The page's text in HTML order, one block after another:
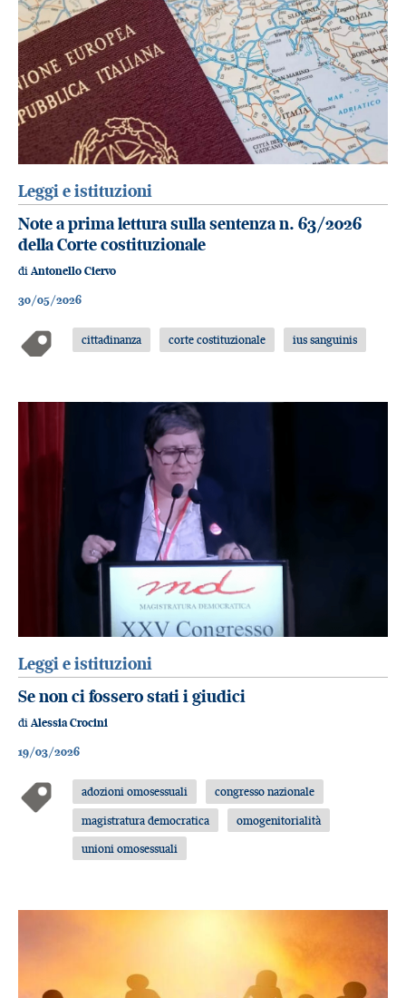
Leggi e istituzioni
Note a prima lettura sulla sentenza n. 63/2026
della Corte costituzionale
di Antonello Ciervo
30/05/2026
cittadinanza corte costituzionale ius sanguinis
Leggi e istituzioni
Se non ci fossero stati i giudici
di Alessia Crocini
19/03/2026
adozioni omosessuali
congresso nazionale
magistratura democratica
omogenitorialità
unioni omosessuali